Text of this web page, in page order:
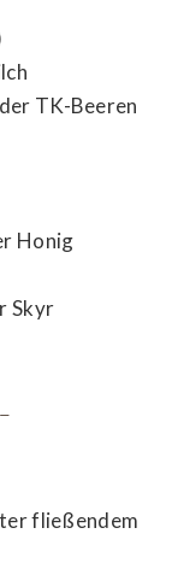
TK-Beeren
Honig
Skyr
fließendem